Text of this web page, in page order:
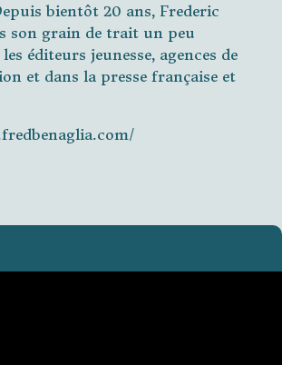
bientôt 20 ans, Frederic
son grain de trait un peu
éditeurs jeunesse, agences de
et dans la presse française et